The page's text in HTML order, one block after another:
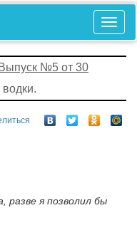
Выпуск №5 от 30
разве я позволил бы